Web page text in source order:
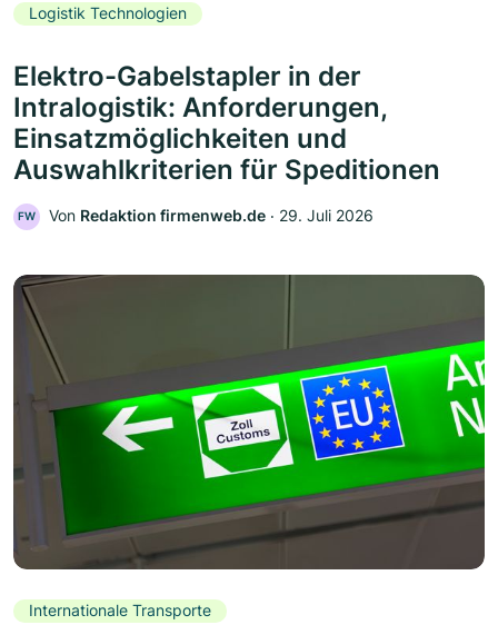
Logistik Technologien
Elektro-Gabelstapler in der
Intralogistik: Anforderungen,
Einsatzmöglichkeiten und
Auswahlkriterien für Speditionen
FW Von Redaktion firmenweb.de ‧ 29. Juli 2026
Internationale Transporte